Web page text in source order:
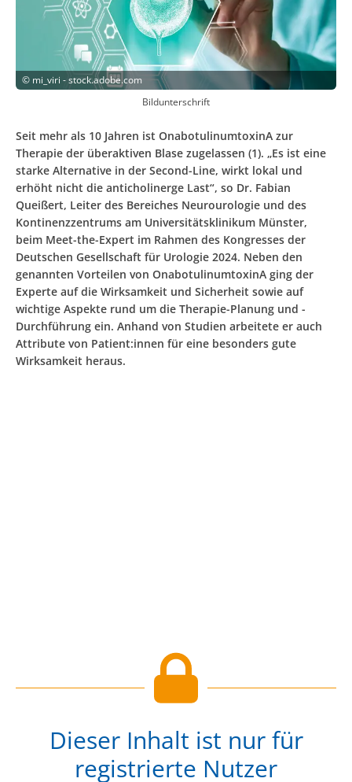
© mi_viri - stock.adobe.com
Bildunterschrift
Seit mehr als 10 Jahren ist OnabotulinumtoxinA zur
Therapie der überaktiven Blase zugelassen (1). „Es ist eine
starke Alternative in der Second-Line, wirkt lokal und
erhöht nicht die anticholinerge Last“, so Dr. Fabian
Queißert, Leiter des Bereiches Neurourologie und des
Kontinenzzentrums am Universitätsklinikum Münster,
beim Meet-the-Expert im Rahmen des Kongresses der
Deutschen Gesellschaft für Urologie 2024. Neben den
genannten Vorteilen von OnabotulinumtoxinA ging der
Experte auf die Wirksamkeit und Sicherheit sowie auf
wichtige Aspekte rund um die Therapie-Planung und -
Durchführung ein. Anhand von Studien arbeitete er auch
Attribute von Patient:innen für eine besonders gute
Wirksamkeit heraus.
Dieser Inhalt ist nur für
registrierte Nutzer